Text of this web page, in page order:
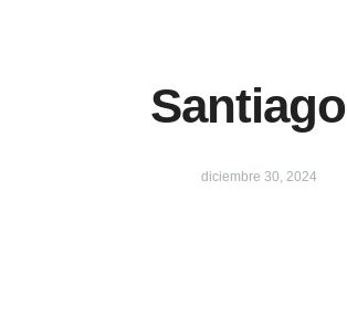
Santiago
diciembre 30, 2024